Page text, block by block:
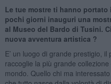
Le tue mostre ti hanno
pochi giorni inauguri una
al Museo del Bardo di Tusini.
nuova avventura artistica ?
E’ un luogo di grande prestigio,
raccoglie la più grande
mondo. Quello chi ma